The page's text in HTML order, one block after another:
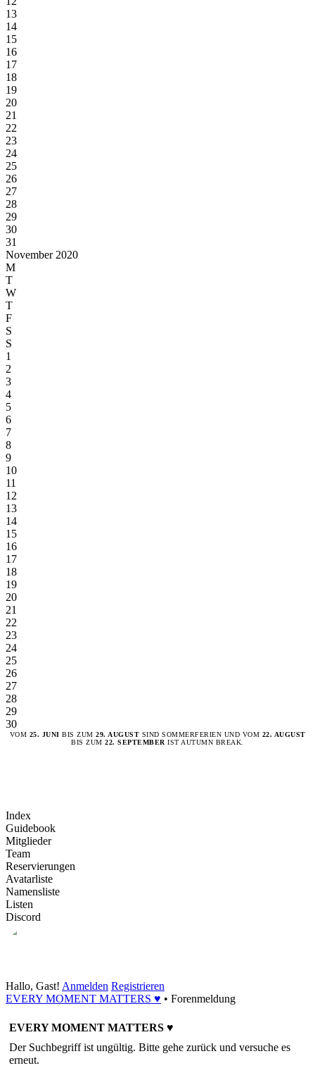
13
14
15
16
17
18
19
20
21
22
23
24
25
26
27
28
29
30
31
November 2020
M
T
W
T
F
S
S
1
2
3
4
5
6
7
8
9
10
11
12
13
14
15
16
17
18
19
20
21
22
23
24
25
26
27
28
29
30
VOM 25. JUNI BIS ZUM 29. AUGUST SIND SOMMERFERIEN UND VOM 22. AUGUST
BIS ZUM22. SEPTEMBER IST AUTUMN BREAK.
Index
Guidebook
Mitglieder
Team
Reservierungen
Avatarliste
Namensliste
Listen
Discord
Hallo, Gast! Anmelden Registrieren
EVERY MOMENT MATTERS ♥ • Forenmeldung
EVERY MOMENT MATTERS ♥
Der Suchbegriff ist ungültig. Bitte gehe zurück und versuche es
erneut.